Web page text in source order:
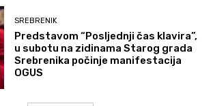
SREBRENIK
Predstavom “Posljednji čas klavira”,
u subotu na zidinama Starog grada
Srebrenika počinje manifestacija
OGUS